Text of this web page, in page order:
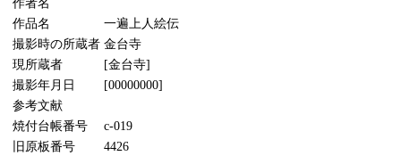
作者名
作品名
一遍上人絵伝
撮影時の所蔵者 金台寺
現所蔵者
[金台寺]
撮影年月日
[00000000]
参考文献
焼付台帳番号
c-019
旧原板番号
4426